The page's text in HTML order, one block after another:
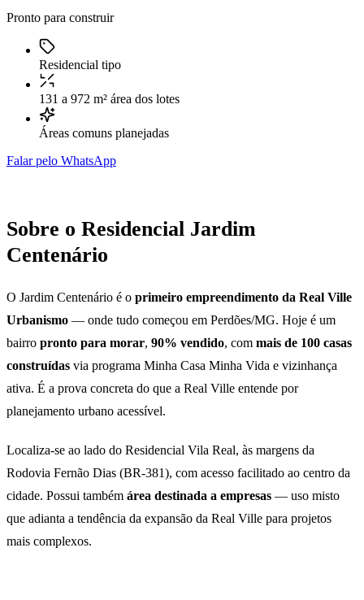
Pronto para construir
Residencial tipo
131 a 972 m² área dos lotes
Áreas comuns planejadas
Falar pelo WhatsApp
Sobre o Residencial Jardim
Centenário
O Jardim Centenário é o primeiro empreendimento da Real Ville
Urbanismo — onde tudo começou em Perdões/MG. Hoje é um
bairro pronto para morar, 90% vendido, com mais de 100 casas
construídas via programa Minha Casa Minha Vida e vizinhança
ativa. É a prova concreta do que a Real Ville entende por
planejamento urbano acessível.
Localiza-se ao lado do Residencial Vila Real, às margens da
Rodovia Fernão Dias (BR-381), com acesso facilitado ao centro da
cidade. Possui também área destinada a empresas — uso misto
que adianta a tendência da expansão da Real Ville para projetos
mais complexos.